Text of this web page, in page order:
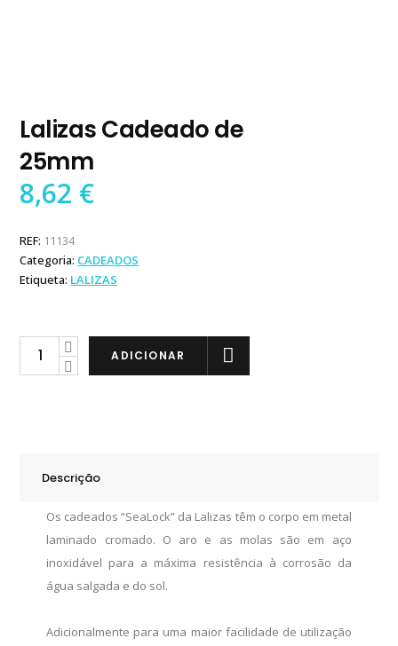
Lalizas Cadeado de
25mm
8,62 €
REF: 11134
Categoria: CADEADOS
Etiqueta: LALIZAS
Lalizas
Cadeado
ADICIONAR
Descrição
Os cadeados “SeaLock” da Lalizas têm o corpo em metal
laminado cromado. O aro e as molas são em aço
inoxidável para a máxima resistência à corrosão da
água salgada e do sol.
Adicionalmente para uma maior facilidade de utilização